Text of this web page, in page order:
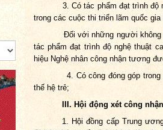
3. Có tác phẩm đạt trình
trong các cuộc thi triển lãm quốc gia
Đối với những người không có
tác phẩm đạt trình độ nghệ thuật
hiệu Nghệ nhân công nhận tương
4. Có công đóng góp trong
thế hệ trẻ;
III. Hội động xét công
1. Hội đồng cấp Trung